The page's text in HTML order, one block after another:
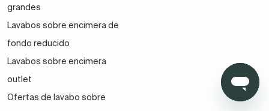
grandes
Lavabos sobre encimera de
fondo reducido
Lavabos sobre encimera
outlet
Ofertas de lavabo sobre